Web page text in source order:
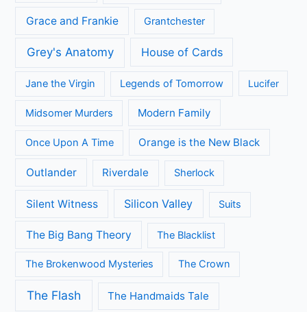
Grace and Frankie Grantchester
Grey's Anatomy House of Cards
Jane the Virgin Legends of Tomorrow Lucifer
Midsomer Murders Modern Family
Once Upon A Time Orange is the New Black
Outlander Riverdale Sherlock
Silent Witness Silicon Valley Suits
The Big Bang Theory The Blacklist
The Brokenwood Mysteries The Crown
The Flash The Handmaids Tale